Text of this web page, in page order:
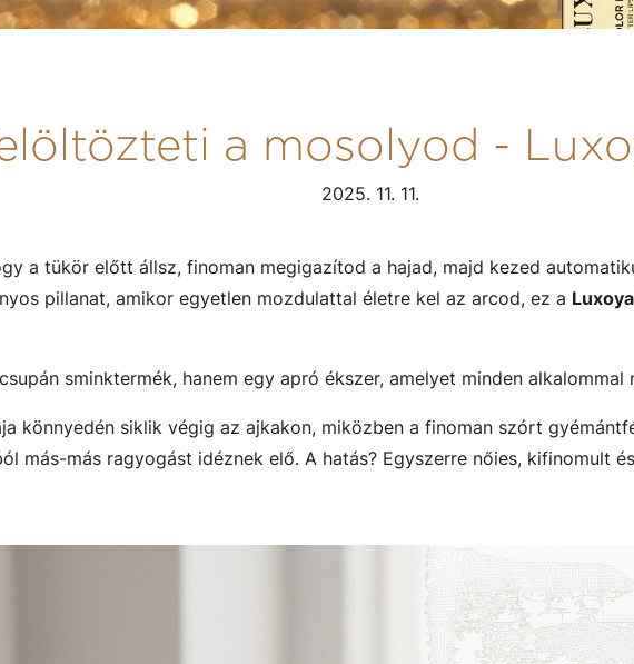
a mosolyod -
2025. 11. 11.
a tükör előtt állsz, finoman megigazítod a hajad, majd kezed
pillanat, amikor egyetlen mozdulattal életre kel az arcod, ez a
sminktermék, hanem egy apró ékszer, amelyet minden alkalommal
könnyedén siklik végig az ajkakon, miközben a finoman szórt
más-más ragyogást idéznek elő. A hatás? Egyszerre nőies, kifinomult